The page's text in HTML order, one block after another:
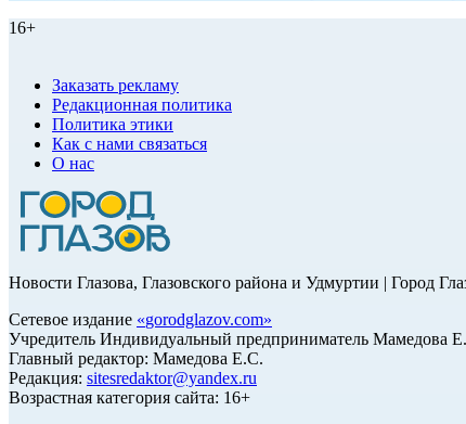
16+
Заказать рекламу
Редакционная политика
Политика этики
Как с нами связаться
О нас
Новости Глазова, Глазовского района и Удмуртии | Город
Сетевое издание «gorodglazov.com»
Учредитель Индивидуальный предприниматель Мамедова
Главный редактор: Мамедова Е.С.
Редакция: sitesredaktor@yandex.ru
Возрастная категория сайта: 16+